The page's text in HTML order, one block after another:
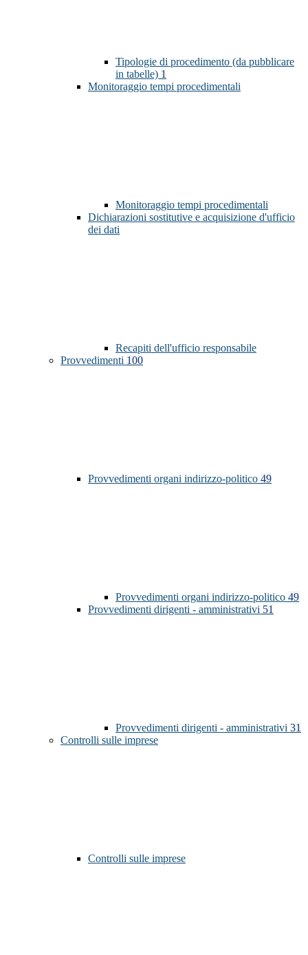
Tipologie di procedimento (da pubblicare
in tabelle) 1
Monitoraggio tempi procedimentali
Monitoraggio tempi procedimentali
Dichiarazioni sostitutive e acquisizione d'ufficio
dei dati
Recapiti dell'ufficio responsabile
Provvedimenti 100
Provvedimenti organi indirizzo-politico 49
Provvedimenti organi indirizzo-politico 49
Provvedimenti dirigenti - amministrativi 51
Provvedimenti dirigenti - amministrativi 31
Controlli sulle imprese
Controlli sulle imprese